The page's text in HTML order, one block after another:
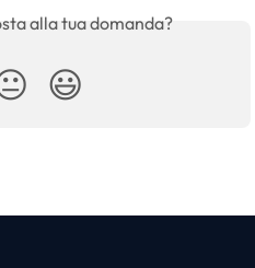
alla tua domanda?
😃